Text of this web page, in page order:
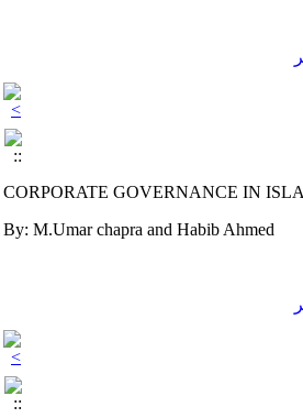
CORPORATE GOVERNANCE IN
By: M.Umar chapra and Habib Ahmed